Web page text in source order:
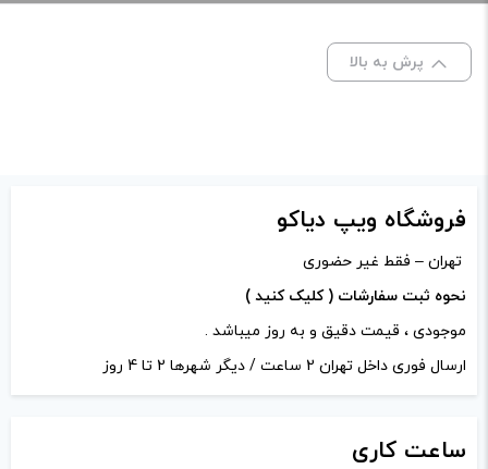
نشانی ایمیل شما منتشر نخواهد شد.
علامت‌گذاری شده‌اند
دیدگاه شما*
پرش به بالا
فروشگاه ویپ دیاکو
تهران – فقط غیر حضوری
نحوه ثبت سفارشات ( کلیک کنید )
موجودی ، قیمت دقیق و به روز میباشد .
ارسال فوری داخل تهران 2 ساعت / دیگر شهرها 2 تا 4 روز
ساعت کاری